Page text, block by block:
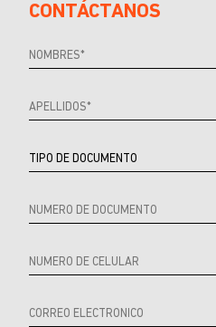
CONTÁCTANOS
Referrer
URL
URL
Referrer
Producto